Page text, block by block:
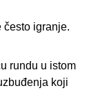
često igranje.
rundu u istom
koji